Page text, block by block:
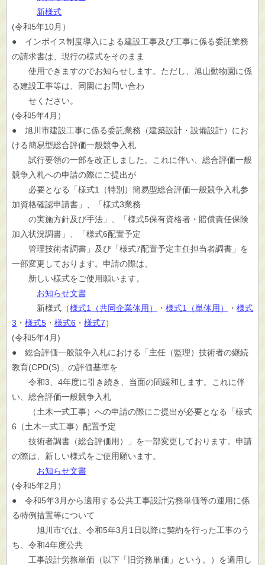
新様式
(令和5年10月）
● インボイス制度導入による建設工事及び工事に係る委託業務
の請求書は、現行の様式をそのまま
使用できますのでお知らせします。ただし、旭山動物園に係
る建設工事等は、同園にお問い合わ
せください。
(令和5年4月）
● 旭川市建設工事に係る委託業務（建築設計・設備設計）にお
ける簡易型総合評価一般競争入札
試行要領の一部を改正しました。これに伴い、総合評価一般
競争入札への申請の際にご提出が
必要となる「様式1（特別）簡易型総合評価一般競争入札参
加資格確認申請書」、「様式3業務
の実施方針及び手法」、「様式5保有資格者・賠償責任保険
加入状況調書」、「様式6配置予定
管理技術者調書」及び「様式7配置予定主任担当者調書」を
一部変更しております。申請の際は、
新しい様式をご使用願います。
お知らせ文書
新様式（様式1（共同企業体用） ・ 様式1（単体用） ・ 様式
3 ・ 様式5 ・ 様式6 ・ 様式7）
(令和5年4月)
● 総合評価一般競争入札における「主任（監理）技術者の継続
教育(CPD(S)」の評価基準を
令和3、4年度に引き続き、当面の間緩和します。これに伴
い、総合評価一般競争入札
（土木一式工事）への申請の際にご提出が必要となる「様式
6（土木一式工事）配置予定
技術者調書（総合評価用）」を一部変更しております。申請
の際は、新しい様式をご使用願います。
お知らせ文書
(令和5年2月）
● 令和5年3月から適用する公共工事設計労務単価等の運用に係
る特例措置等について
旭川市では、令和5年3月1日以降に契約を行った工事のう
ち、令和4年度公共
工事設計労務単価（以下「旧労務単価」という。）を適用し